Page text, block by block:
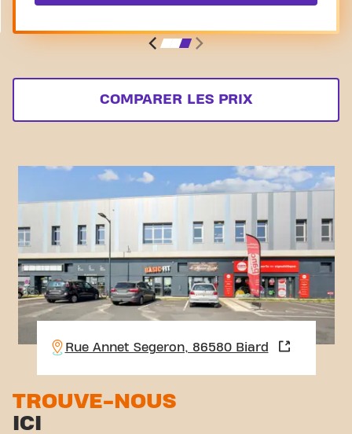
COMPARER LES PRIX
Rue Annet Segeron, 86580 Biard
TROUVE-NOUS
ICI